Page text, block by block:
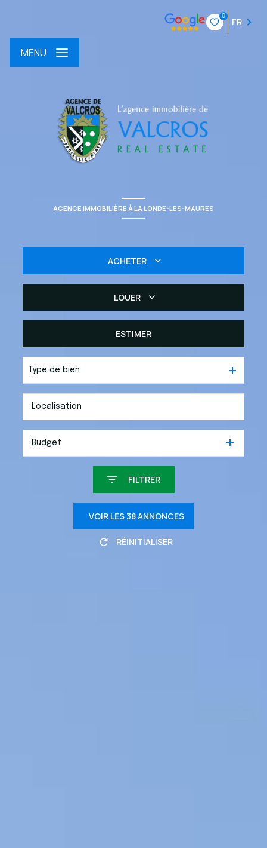
0
FR
MENU
AGENCE IMMOBILIÈRE À LA LONDE-LES-MAURES
ACHETER
Du neuf
LOUER
ESTIMER
Type de bien
Budget
FILTRER
VOIR LES38ANNONCES
RÉINITIALISER